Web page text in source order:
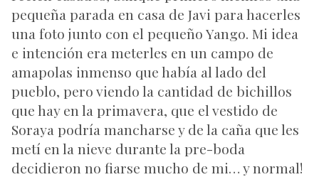
pequeña parada en casa de Javi para hacerles
una foto junto con el pequeño Yango. Mi idea
e intención era meterles en un campo de
amapolas inmenso que había al lado del
pueblo, pero viendo la cantidad de bichillos
que hay en la primavera, que el vestido de
Soraya podría mancharse y de la caña que les
metí en la nieve durante la pre-boda
decidieron no fiarse mucho de mi… y normal!